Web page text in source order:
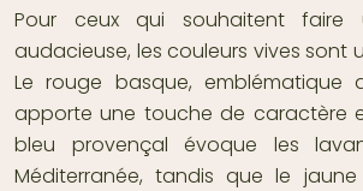
Pour ceux qui souhaitent faire
audacieuse, les couleurs vives sont
Le rouge basque, emblématique
apporte une touche de caractère
bleu provençal évoque les
Méditerranée, tandis que le